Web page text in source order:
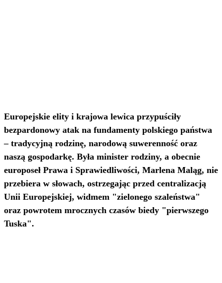
Europejskie elity i krajowa lewica przypuściły
bezpardonowy atak na fundamenty polskiego państwa
– tradycyjną rodzinę, narodową suwerenność oraz
naszą gospodarkę. Była minister rodziny, a obecnie
europoseł Prawa i Sprawiedliwości, Marlena Maląg, nie
przebiera w słowach, ostrzegając przed centralizacją
Unii Europejskiej, widmem "zielonego szaleństwa"
oraz powrotem mrocznych czasów biedy "pierwszego
Tuska".